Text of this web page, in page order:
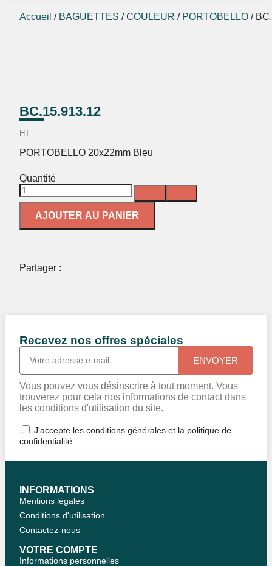
Accueil / BAGUETTES /COULEUR / PORTOBELLO /
BC.15.913.12
HT
PORTOBELLO 20x22mm Bleu
Quantité
AJOUTER AU PANIER
Partager :
Recevez nos offres spéciales
Vous pouvez vous désinscrire à tout moment. Vous
trouverez pour cela nos informations de contact dans
les conditions d'utilisation du site.
J'accepte les conditions générales et la politique de
confidentialité
ENVOYER
INFORMATIONS
Mentions légales
Conditions d'utilisation
Contactez-nous
VOTRE COMPTE
Informations personnelles